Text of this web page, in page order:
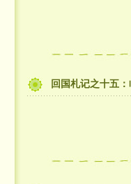
回国札记之十五